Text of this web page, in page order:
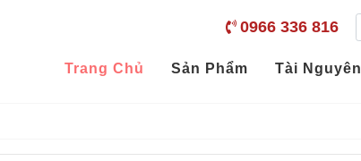
0966 336 816
Trang Chủ Sản Phẩm Tài Nguyên